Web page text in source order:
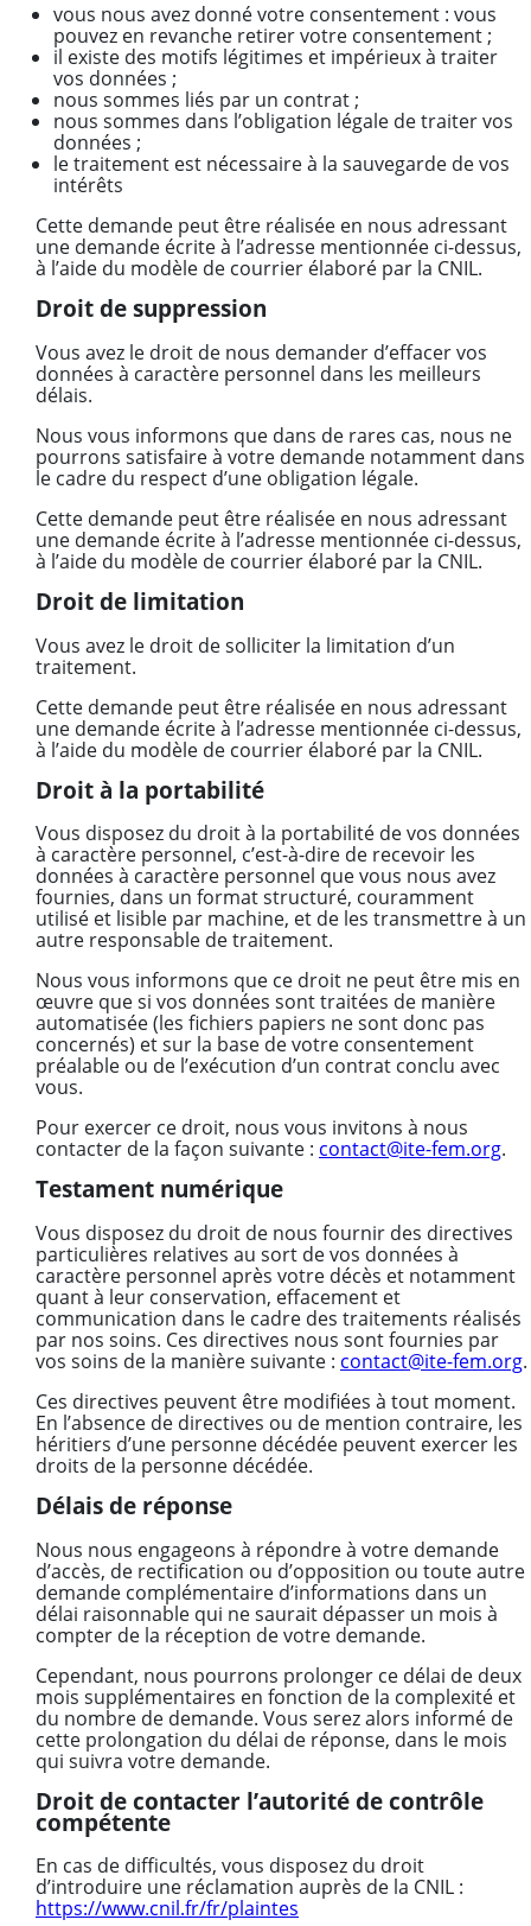
vous nous avez donné votre consentement : vous
pouvez en revanche retirer votre consentement ;
il existe des motifs légitimes et impérieux à traiter
vos données ;
nous sommes liés par un contrat ;
nous sommes dans l’obligation légale de traiter vos
données ;
le traitement est nécessaire à la sauvegarde de vos
intérêts
Cette demande peut être réalisée en nous adressant
une demande écrite à l’adresse mentionnée ci-dessus,
à l’aide du modèle de courrier élaboré par la CNIL.
Droit de suppression
Vous avez le droit de nous demander d’effacer vos
données à caractère personnel dans les meilleurs
délais.
Nous vous informons que dans de rares cas, nous ne
pourrons satisfaire à votre demande notamment dans
le cadre du respect d’une obligation légale.
Cette demande peut être réalisée en nous adressant
une demande écrite à l’adresse mentionnée ci-dessus,
à l’aide du modèle de courrier élaboré par la CNIL.
Droit de limitation
Vous avez le droit de solliciter la limitation d’un
traitement.
Cette demande peut être réalisée en nous adressant
une demande écrite à l’adresse mentionnée ci-dessus,
à l’aide du modèle de courrier élaboré par la CNIL.
Droit à la portabilité
Vous disposez du droit à la portabilité de vos données
à caractère personnel, c’est-à-dire de recevoir les
données à caractère personnel que vous nous avez
fournies, dans un format structuré, couramment
utilisé et lisible par machine, et de les transmettre à un
autre responsable de traitement.
Nous vous informons que ce droit ne peut être mis en
œuvre que si vos données sont traitées de manière
automatisée (les fichiers papiers ne sont donc pas
concernés) et sur la base de votre consentement
préalable ou de l’exécution d’un contrat conclu avec
vous.
Pour exercer ce droit, nous vous invitons à nous
contacter de la façon suivante : contact@ite-fem.org.
Testament numérique
Vous disposez du droit de nous fournir des directives
particulières relatives au sort de vos données à
caractère personnel après votre décès et notamment
quant à leur conservation, effacement et
communication dans le cadre des traitements réalisés
par nos soins. Ces directives nous sont fournies par
vos soins de la manière suivante : contact@ite-fem.org.
Ces directives peuvent être modifiées à tout moment.
En l’absence de directives ou de mention contraire, les
héritiers d’une personne décédée peuvent exercer les
droits de la personne décédée.
Délais de réponse
Nous nous engageons à répondre à votre demande
d’accès, de rectification ou d’opposition ou toute autre
demande complémentaire d’informations dans un
délai raisonnable qui ne saurait dépasser un mois à
compter de la réception de votre demande.
Cependant, nous pourrons prolonger ce délai de deux
mois supplémentaires en fonction de la complexité et
du nombre de demande. Vous serez alors informé de
cette prolongation du délai de réponse, dans le mois
qui suivra votre demande.
Droit de contacter l’autorité de contrôle
compétente
En cas de difficultés, vous disposez du droit
d’introduire une réclamation auprès de la CNIL :
https://www.cnil.fr/fr/plaintes